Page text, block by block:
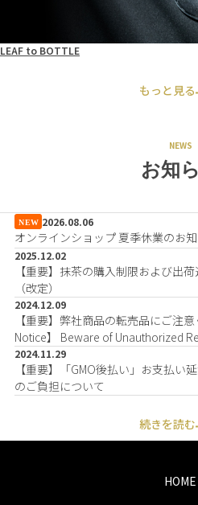
LEAF to BOTTLE
もっと見る
NEWS
お知
2026.08.06
オンラインショップ 夏季休業のお
2025.12.02
【重要】抹茶の購入制限および出
（改定）
2024.12.09
【重要】弊社商品の転売品にご注
Notice】 Beware of Unauthorized
2024.11.29
【重要】「GMO後払い」お支払い
のご負担について
続きを読む
HOME